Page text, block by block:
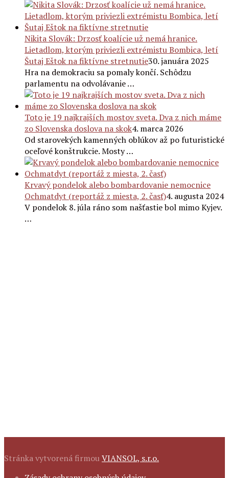
Nikita Slovák: Drzosť koalície už nemá hranice.
Lietadlom, ktorým priviezli extrémistu Bombica, letí
Šutaj Eštok na fiktívne stretnutie30. januára 2025
Hra na demokraciu sa pomaly končí. Schôdzu
parlamentu na odvolávanie …
Toto je 19 najkrajších mostov sveta. Dva z nich máme
zo Slovenska doslova na skok4. marca 2026
Od starovekých kamenných oblúkov až po futuristické
oceľové konštrukcie. Mosty …
Krvavý pondelok alebo bombardovanie nemocnice
Ochmatdyt (reportáž z miesta, 2. časť)4. augusta 2024
V pondelok 8. júla ráno som našťastie bol mimo Kyjev.
…
Stránka vytvorená firmou VIANSOL, s.r.o.